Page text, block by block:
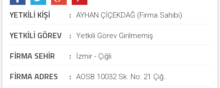
YETKİLİ KİŞİ : AYHAN ÇİÇEKDAĞ (Firma Sahibi)
YETKİLİ GÖREV : Yetkili Görev Girilmemiş
FİRMA SEHİR : İzmir - Çiğli
FİRMA ADRES : AOSB 10032 Sk. No: 21 Çiğ..